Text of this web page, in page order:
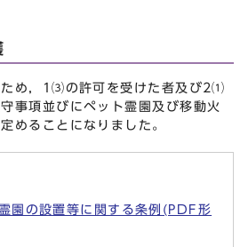
め，1⑶の許可を受けた者及び2⑴
事項並びにペット霊園及び移動火
めることになりました。
園の設置等に関する条例(PDF形